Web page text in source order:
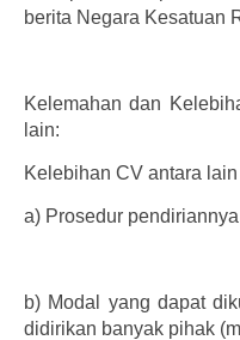
berita Negara Kesatuan
Kelemahan dan
lain:
Kelebihan CV antara lain
a) Prosedur
b) Modal yang dapat
didirikan banyak pihak